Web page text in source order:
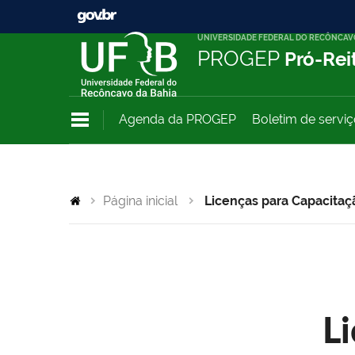
UNIVERSIDADE FEDERAL DO
PROGEP Pró-
Agenda da PROGEP Boletim de
Página inicial Licenças para